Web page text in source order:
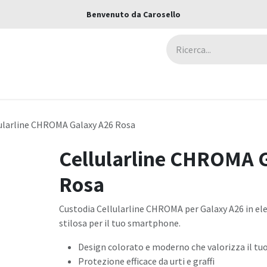
Benvenuto da Carosello
CHROMA Galaxy A26 Rosa
Cellularline CHROMA
Rosa
Custodia Cellularline CHROMA per Galaxy A26 in
stilosa per il tuo smartphone.
Design colorato e moderno che valorizza il
Protezione efficace da urti e graffi